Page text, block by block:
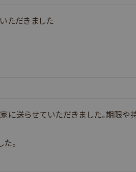
ただきました
に送らせていただきました。期限や
。